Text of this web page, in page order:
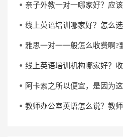
亲子外教一对一哪家好？应
线上英语培训哪家好？怎么选
线上英语培训机构哪家好？收
阿卡索之所以便宜，是因为这
教师办公室英语怎么说？教